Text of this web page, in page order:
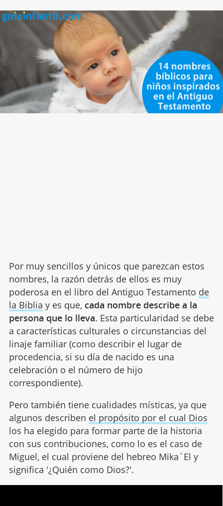
Por muy sencillos y únicos que parezcan estos
nombres, la razón detrás de ellos es muy
poderosa en el libro del Antiguo Testamento de
la Biblia y es que, cada nombre describe a la
persona que lo lleva. Esta particularidad se debe
a características culturales o circunstancias del
linaje familiar (como describir el lugar de
procedencia, si su día de nacido es una
celebración o el número de hijo
correspondiente).
Pero también tiene cualidades místicas, ya que
algunos describen el propósito por el cual Dios
los ha elegido para formar parte de la historia
con sus contribuciones, como lo es el caso de
Miguel, el cual proviene del hebreo Mika´El y
significa '¿Quién como Dios?'.